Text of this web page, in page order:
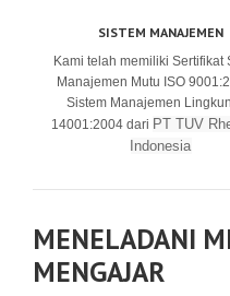
SISTEM MANAJEMEN
Kami telah memiliki Sertifikat
Manajemen Mutu ISO
Sistem Manajemen
14001:2004 dari PT TUV
Indonesia
MENELADANI
MENGAJAR